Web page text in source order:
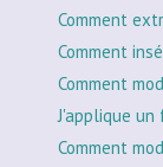
Comment
Comment
Comment
J'applique
Comment